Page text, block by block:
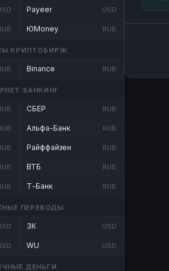
Payeer USD
ЮMoney RUB
КРИПТОБИРЖ
Binance RUB
БАНКИНГ
СБЕР RUB
Альфа-Банк RUB
Райффайзен RUB
ВТБ RUB
Т-Банк RUB
ПЕРЕВОДЫ
ЗК USD
WU USD
ДЕНЬГИ